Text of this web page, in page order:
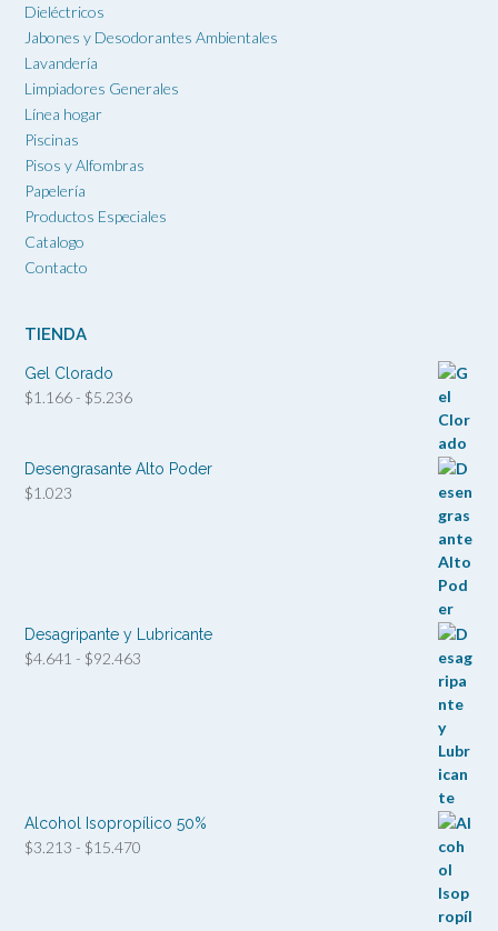
Dieléctricos
Jabones y Desodorantes Ambientales
Lavandería
Limpiadores Generales
Línea hogar
Piscinas
Pisos y Alfombras
Papelería
Productos Especiales
Catalogo
Contacto
TIENDA
Gel Clorado
$1.166- $5.236Rango
desde
Desengrasante Alto Poder
$1.023
Desagripante y Lubricante
$4.641 - $92.463
Alcohol Isopropílico 50%
$3.213 - $15.470